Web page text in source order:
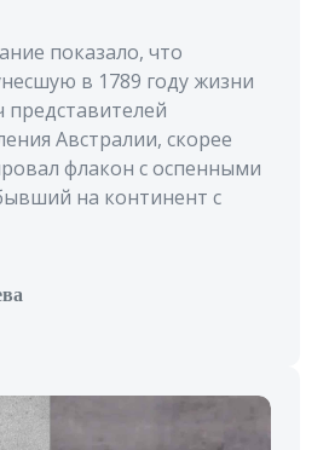
показало, что
в 1789 году жизни
представителей
Австралии, скорее
флакон с оспенными
на континент с